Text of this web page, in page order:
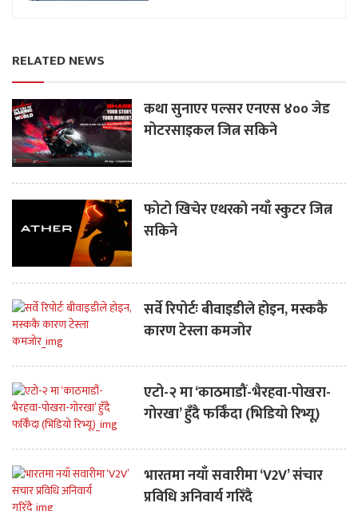
RELATED NEWS
कथा सुनाएर पल्सर एनएस ४०० जेड
मोटरसाइकल जित्न सकिने
फोटो खिचेर एथरको नयाँ स्कुटर जित्न
सकिने
सर्वे रिपोर्टः बीवाइडीले होइन, मस्ककै
कारण टेस्ला कमजोर
एटो-२ मा ‘काठमाडौं-भैरहवा-पोखरा-
गोरखा’ हुँदै फर्किँदा (भिडियो रिभ्यू)
भारतमा नयाँ सवारीमा ‘V2V’ संचार
प्रविधि अनिवार्य गरिँदै